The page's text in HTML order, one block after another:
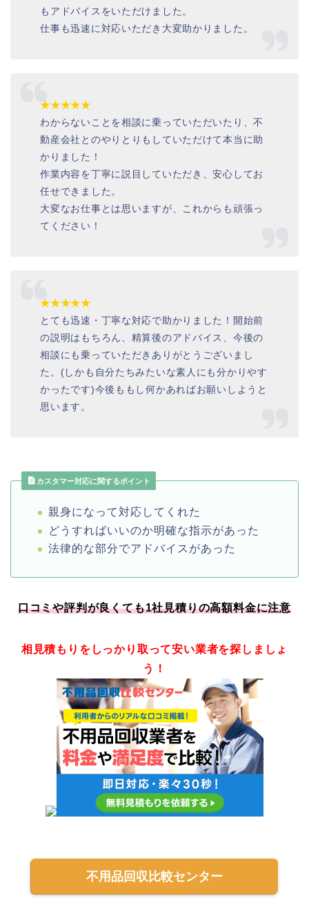
もアドバイスをいただけました。
仕事も迅速に対応いただき大変助かりました。
★★★★★
わからないことを相談に乗っていただいたり、不
動産会社とのやりとりもしていただけて本当に助
かりました！
作業内容を丁寧に説目していただき、安心してお
任せできました。
大変なお仕事とは思いますが、これからも頑張っ
てください！
★★★★★
とても迅速・丁寧な対応で助かりました！開始前
の説明はもちろん、精算後のアドバイス、今後の
相談にも乗っていただきありがとうございまし
た。(しかも自分たちみたいな素人にも分かりやす
かったです)今後ももし何かあればお願いしようと
思います。
カスタマー対応に関するポイント
親身になって対応してくれた
どうすればいいのか明確な指示があった
法律的な部分でアドバイスがあった
口コミや評判が良くても1社見積りの高額料金に注意
相見積もりをしっかり取って安い業者を探しましょ
う！
不用品回収比較センター